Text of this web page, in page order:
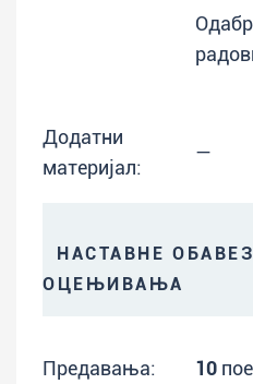
Додатни
материјал:
—
НАСТАВНЕ
ОЦЕЊИВАЊА
Предавања: 10